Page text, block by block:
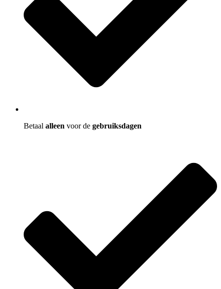
Betaal alleen voor de gebruiksdagen